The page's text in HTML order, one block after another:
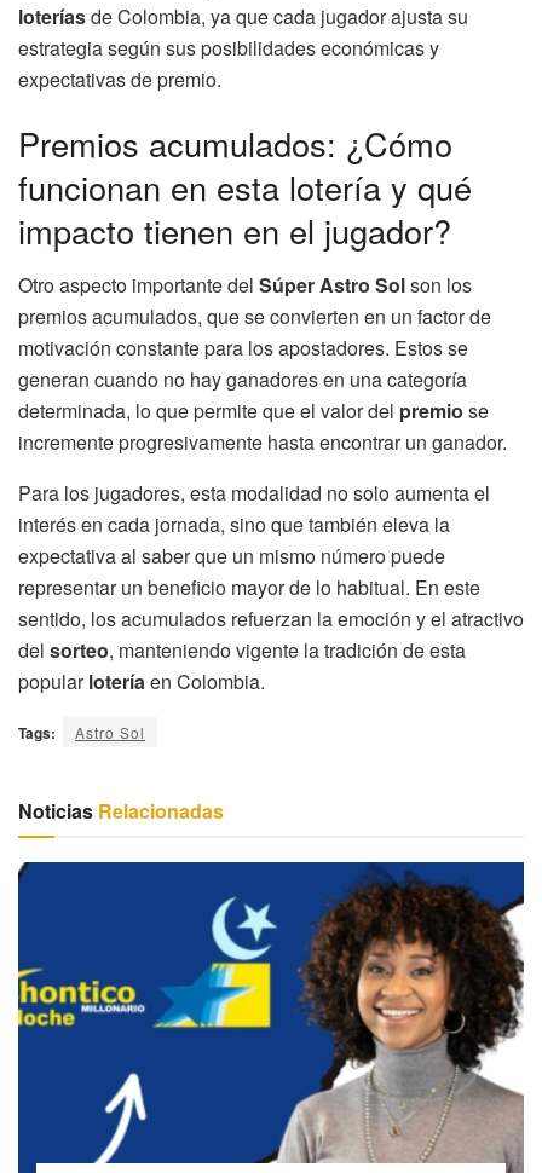
loteríasde Colombia, ya que cada jugador ajusta su
estrategia según sus posibilidades económicas y
expectativas de premio.
Premios acumulados: ¿Cómo
funcionan en esta lotería y qué
impacto tienen en el jugador?
Otro aspecto importante del Súper Astro Solson los
premios acumulados, que se convierten en un factor de
motivación constante para los apostadores. Estos se
generan cuando no hay ganadores en una categoría
determinada, lo que permite que el valor del premio se
incremente progresivamente hasta encontrar un ganador.
Para los jugadores, esta modalidad no solo aumenta el
interés en cada jornada, sino que también eleva la
expectativa al saber que un mismo número puede
representar un beneficio mayor de lo habitual. En este
sentido, los acumulados refuerzan la emoción y el atractivo
del sorteo, manteniendo vigente la tradición de esta
popularloteríaen Colombia.
Tags: Astro Sol
Noticias Relacionadas